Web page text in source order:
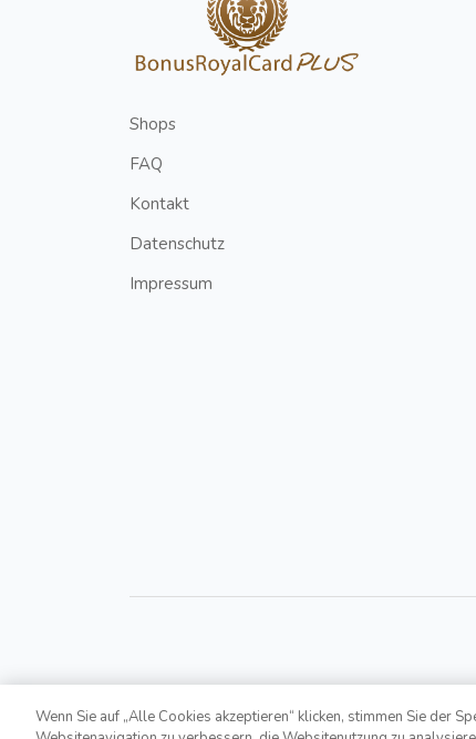
Shops
FAQ
Kontakt
Datenschutz
Impressum
Copyright © 2021,Bonusroyal.at. All Rights
Wenn Sie auf „Alle Cookies akzeptieren“ klicken, stimmen Sie der